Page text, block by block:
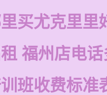
买尤克里里
福州店电
班收费标准